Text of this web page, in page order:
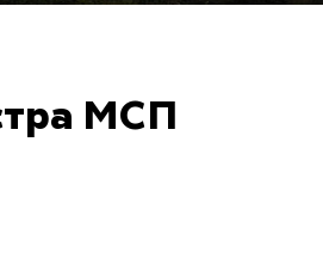
МСП